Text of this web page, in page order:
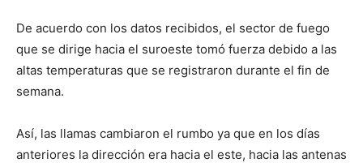
De acuerdo con los datos recibidos, el sector de fuego
que se dirige hacia el suroeste tomó fuerza debido a las
altas temperaturas que se registraron durante el fin de
semana.
Así, las llamas cambiaron el rumbo ya que en los días
anteriores la dirección era hacia el este, hacia las antenas